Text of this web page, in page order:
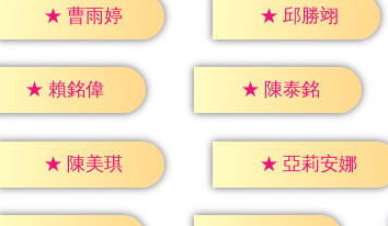
★ 曹雨婷 ★ 邱勝翊
★ 賴銘偉 ★ 陳泰銘
★ 陳美琪 ★ 亞莉安娜